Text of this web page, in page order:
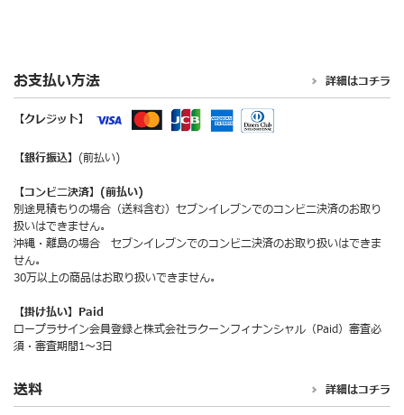
お支払い方法 詳細はコチラ
【クレジット】
【銀行振込】 (前払い)
【コンビニ決済】(前払い)
別途見積もりの場合（送料含む）セブンイレブンでのコンビニ決済のお取り
扱いはできません。
沖縄・離島の場合 セブンイレブンでのコンビニ決済のお取り扱いはできま
せん。
30万以上の商品はお取り扱いできません。
【掛け払い】Paid
ロープラサイン会員登録と株式会社ラクーンフィナンシャル（Paid）審査必
須・審査期間1～3日
送料 詳細はコチラ